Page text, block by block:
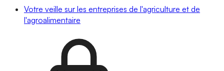
Votre veille sur les entreprises de l'agriculture et de
l'agroalimentaire